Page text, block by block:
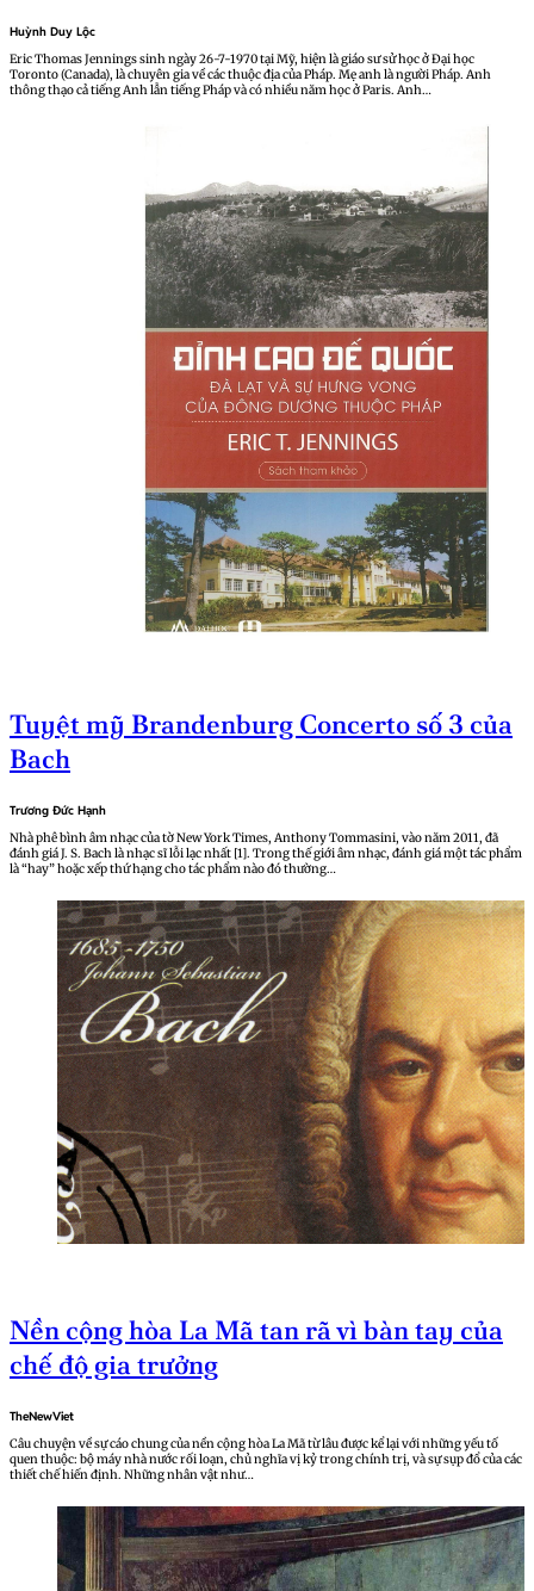
Huỳnh Duy Lộc
Eric Thomas Jennings sinh ngày 26-7-1970 tại Mỹ, hiện là giáo sư sử học ở Đại học
Toronto (Canada), là chuyên gia về các thuộc địa của Pháp. Mẹ anh là người Pháp. Anh
thông thạo cả tiếng Anh lẫn tiếng Pháp và có nhiều năm học ở Paris. Anh…
Tuyệt mỹ Brandenburg Concerto số 3 của
Bach
Trương Đức Hạnh
Nhà phê bình âm nhạc của tờ New York Times, Anthony Tommasini, vào năm 2011, đã
đánh giá J. S. Bach là nhạc sĩ lỗi lạc nhất [1]. Trong thế giới âm nhạc, đánh giá một tác phẩm
là “hay” hoặc xếp thứ hạng cho tác phẩm nào đó thường…
Nền cộng hòa La Mã tan rã vì bàn tay của
chế độ gia trưởng
TheNewViet
Câu chuyện về sự cáo chung của nền cộng hòa La Mã từ lâu được kể lại với những yếu tố
quen thuộc: bộ máy nhà nước rối loạn, chủ nghĩa vị kỷ trong chính trị, và sự sụp đổ của các
thiết chế hiến định. Những nhân vật như…